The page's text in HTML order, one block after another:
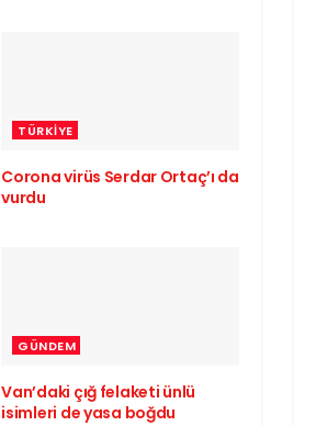
TÜRKIYE
Corona virüs Serdar Ortaç’ı da
vurdu
GÜNDEM
Van’daki çığ felaketi ünlü
isimleri de yasa boğdu